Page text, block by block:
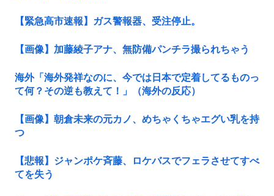
【緊急高市速報】ガス警報器、受注停止。
【画像】加藤綾子アナ、無防備パンチラ撮られちゃう
海外「海外発祥なのに、今では日本で定着してるものっ
て何？その逆も教えて！」（海外の反応）
【画像】朝倉未来の元カノ、めちゃくちゃエグい乳を持
つ
【悲報】ジャンポケ斉藤、ロケバスでフェラさせてすべ
てを失う